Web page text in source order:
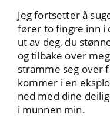
Jeg fortsetter å
fører to fingre inn i
ut av deg, du
og tilbake over
stramme seg over
kommer i en
ned med dine
i munnen min.